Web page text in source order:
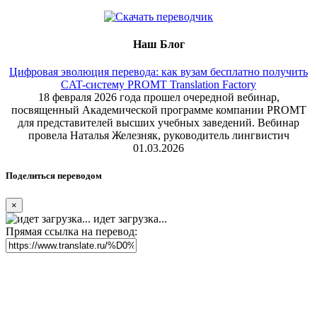
Наш Блог
Цифровая эволюция перевода: как вузам бесплатно получить
CAT-систему PROMT Translation Factory
18 февраля 2026 года прошел очередной вебинар,
посвященный Академической программе компании PROMT
для представителей высших учебных заведений. Вебинар
провела Наталья Железняк, руководитель лингвистич
01.03.2026
Поделиться переводом
×
идет загрузка...
Прямая ссылка на перевод: